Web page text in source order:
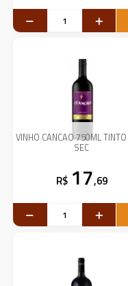
VINHO CANCAO 750ML
SEC
R$ 17,69